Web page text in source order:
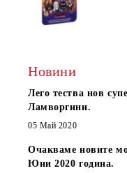
Новини
Лего тества нов
Ламворгини.
05 Май 2020
Очакваме новите
Юни 2020 година.